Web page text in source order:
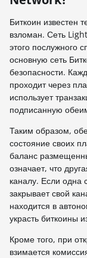
Биткоин известен
взломан. Сеть
этого послужного
основную сеть
безопасности.
проходит через
использует
подписанную
Таким образом,
состояние своих
баланс
означает, что
каналу. Если одна
закрывает свой
находится в
украсть биткоины
Кроме того, при
взимается